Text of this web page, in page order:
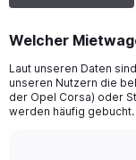
Welcher
Laut unseren Daten
unseren Nutzern die
der Opel Corsa) oder
werden häufig gebucht.